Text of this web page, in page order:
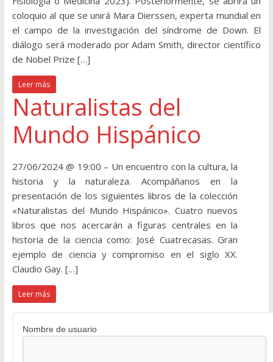
coloquio al que se unirá Mara Dierssen, experta mundial en
el campo de la investigación del síndrome de Down. El
diálogo será moderado por Adam Smith, director científico
de Nobel Prize […]
Leer más
Naturalistas del
Mundo Hispánico
27/06/2024 @ 19:00 – Un encuentro con la cultura, la
historia y la naturaleza. Acompáñanos en la
presentación de los siguientes libros de la colección
«Naturalistas del Mundo Hispánico». Cuatro nuevos
libros que nos acercarán a figuras centrales en la
historia de la ciencia como: José Cuatrecasas. Gran
ejemplo de ciencia y compromiso en el siglo XX.
Claudio Gay. […]
Leer más
Nombre de usuario